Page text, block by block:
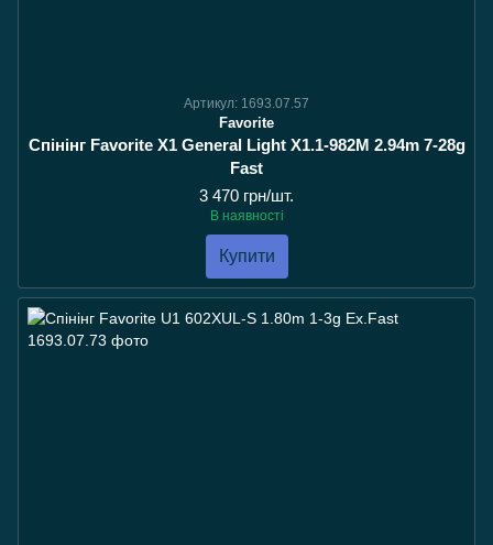
Артикул: 1693.07.57
Favorite
Спінінг Favorite X1 General Light X1.1-982M 2.94m 7-28g
Fast
3 470 грн/шт.
В наявності
Купити